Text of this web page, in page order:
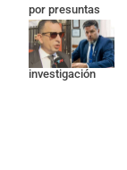
por presuntas
contradicciones
en la
investigación